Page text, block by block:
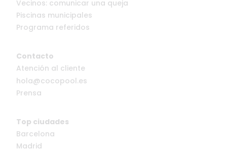
Vecinos: comunicar una queja
Piscinas municipales
Programa referidos
Contacto
Atención al cliente
hola@cocopool.es
Prensa
Top ciudades
Barcelona
Madrid